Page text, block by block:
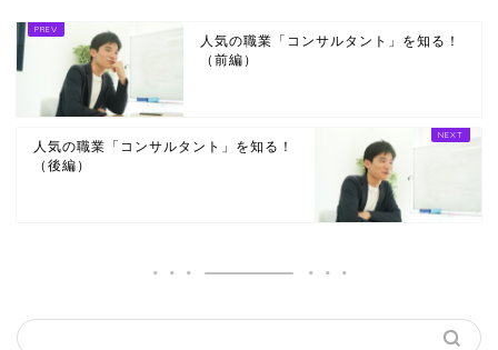
人気の職業「コンサルタント」を知る！
（前編）
人気の職業「コンサルタント」を知る！
（後編）